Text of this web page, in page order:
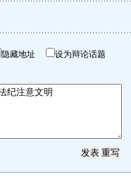
隐藏地址 设为辩论话题